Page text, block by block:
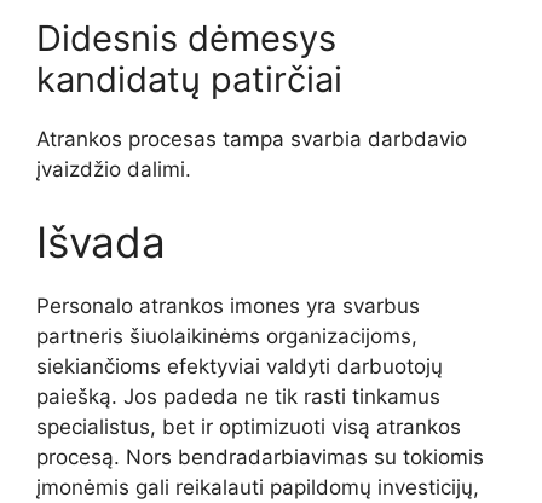
Didesnis dėmesys
kandidatų patirčiai
Atrankos procesas tampa svarbia darbdavio
įvaizdžio dalimi.
Išvada
Personalo atrankos imones yra svarbus
partneris šiuolaikinėms organizacijoms,
siekiančioms efektyviai valdyti darbuotojų
paiešką. Jos padeda ne tik rasti tinkamus
specialistus, bet ir optimizuoti visą atrankos
procesą. Nors bendradarbiavimas su tokiomis
įmonėmis gali reikalauti papildomų investicijų,